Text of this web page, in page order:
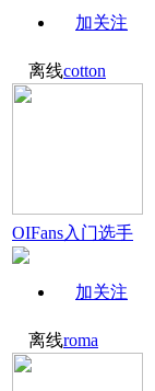
加关注
离线cotton
OIFans入门选手
加关注
离线roma